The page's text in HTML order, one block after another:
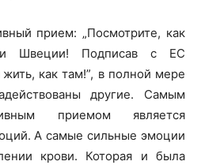
прием: „Посмотрите, как
Швеции! Подписав с ЕС
как там!”, в полной мере
другие. Самым
приемом является
А самые сильные эмоции
крови. Которая и была